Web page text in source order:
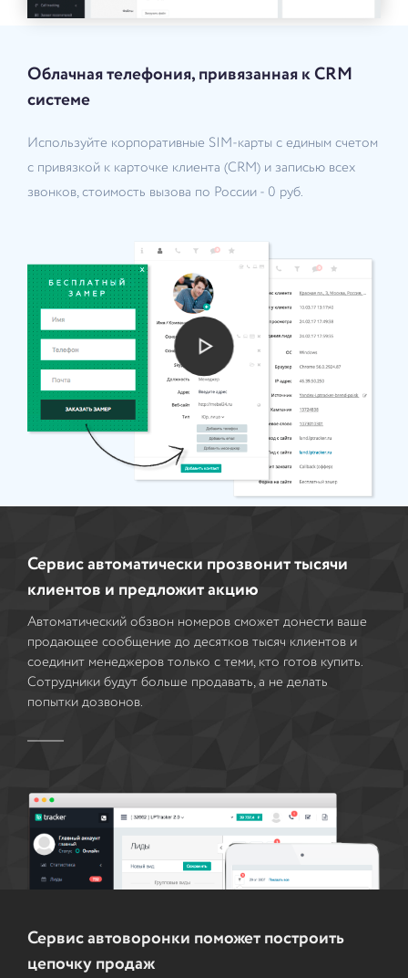
Облачная телефония, привязанная к CRM
системе
Используйте корпоративные SIM-карты с единым счетом
с привязкой к карточке клиента (CRM) и записью всех
звонков, стоимость вызова по России - 0 руб.
Сервис автоматически прозвонит тысячи
клиентов и предложит акцию
Автоматический обзвон номеров сможет донести ваше
продающее сообщение до десятков тысяч клиентов и
соединит менеджеров только с теми, кто готов купить.
Сотрудники будут больше продавать, а не делать
попытки дозвонов.
Сервис автоворонки поможет построить
цепочку продаж